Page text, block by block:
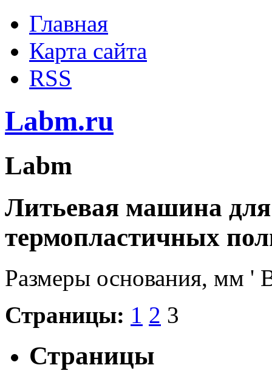
Главная
Карта сайта
RSS
Labm.ru
Labm
Литьевая машина для
термопластичных
Размеры основания, мм '
Страницы: 1 2 3
Страницы